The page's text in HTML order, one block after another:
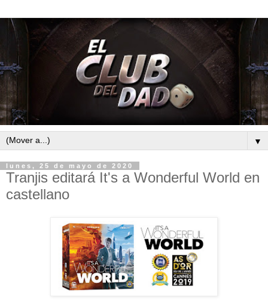
▼
lunes, 25 de mayo de 2020
Tranjis editará It's a Wonderful World en
castellano